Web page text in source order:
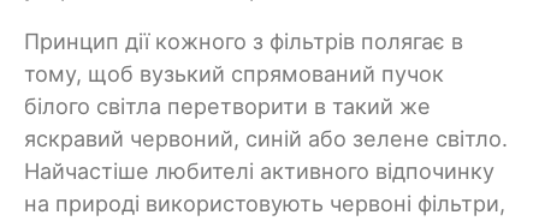
Принцип дії кожного з фільтрів полягає в
тому, щоб вузький спрямований пучок
білого світла перетворити в такий же
яскравий червоний, синій або зелене світло.
Найчастіше любителі активного відпочинку
на природі використовують червоні фільтри,